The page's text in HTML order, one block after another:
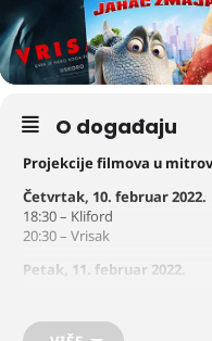
O događaju
Projekcije filmova u
Četvrtak, 10. februar 2022.
18:30 – Kliford
20:30 – Vrisak
Petak, 11. februar 2022.